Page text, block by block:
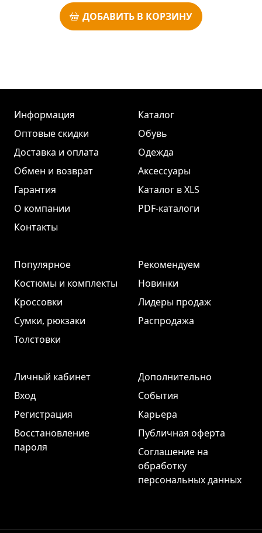
ДОБАВИТЬ В КОРЗИНУ
Информация
Оптовые скидки
Доставка и оплата
Обмен и возврат
Гарантия
О компании
Контакты
Каталог
Обувь
Одежда
Аксессуары
Каталог в XLS
PDF-каталоги
Популярное
Костюмы и комплекты
Кроссовки
Сумки, рюкзаки
Толстовки
Рекомендуем
Новинки
Лидеры продаж
Распродажа
Личный кабинет
Вход
Регистрация
Восстановление
пароля
Дополнительно
События
Карьера
Публичная оферта
Соглашение на
обработку
персональных данных